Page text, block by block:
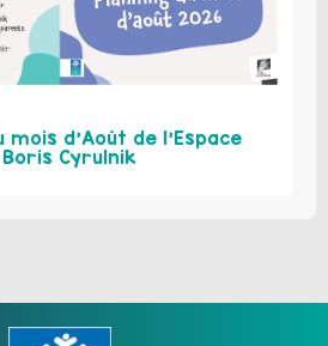
d’Août de l’Espace
Cyrulnik